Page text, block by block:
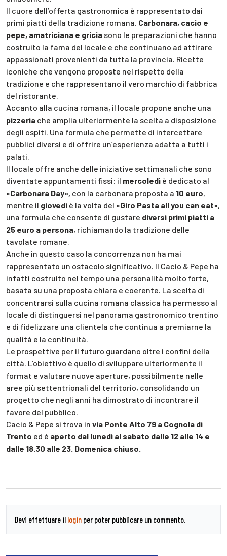
Il cuore dell’offerta gastronomica è rappresentato dai
primi piatti della tradizione romana. Carbonara, cacio e
pepe, amatriciana e gricia sono le preparazioni che hanno
costruito la fama del locale e che continuano ad attirare
appassionati provenienti da tutta la provincia. Ricette
iconiche che vengono proposte nel rispetto della
tradizione e che rappresentano il vero marchio di fabbrica
del ristorante.
Accanto alla cucina romana, il locale propone anche una
pizzeria che amplia ulteriormente la scelta a disposizione
degli ospiti. Una formula che permette di intercettare
pubblici diversi e di offrire un’esperienza adatta a tutti i
palati.
Il locale offre anche delle iniziative settimanali che sono
diventate appuntamenti fissi: il mercoledì è dedicato al
«Carbonara Day», con la carbonara proposta a 10 euro,
mentre il giovedì è la volta del «Giro Pasta all you can eat»,
una formula che consente di gustare diversi primi piatti a
25 euro a persona, richiamando la tradizione delle
tavolate romane.
Anche in questo caso la concorrenza non ha mai
rappresentato un ostacolo significativo. Il Cacio & Pepe ha
infatti costruito nel tempo una personalità molto forte,
basata su una proposta chiara e coerente. La scelta di
concentrarsi sulla cucina romana classica ha permesso al
locale di distinguersi nel panorama gastronomico trentino
e di fidelizzare una clientela che continua a premiarne la
qualità e la continuità.
Le prospettive per il futuro guardano oltre i confini della
città. L’obiettivo è quello di sviluppare ulteriormente il
format e valutare nuove aperture, possibilmente nelle
aree più settentrionali del territorio, consolidando un
progetto che negli anni ha dimostrato di incontrare il
favore del pubblico.
Cacio & Pepe si trova in via Ponte Alto 79 a Cognola di
Trento ed è aperto dal lunedì al sabato dalle 12 alle 14 e
dalle 18.30 alle 23. Domenica chiuso.
Devi effettuare il login per poter pubblicare un commento.